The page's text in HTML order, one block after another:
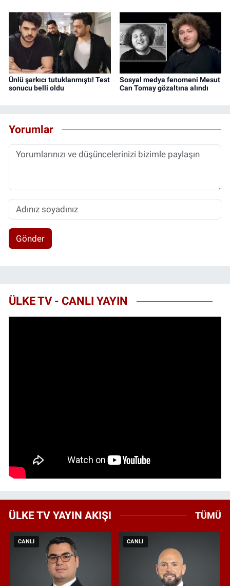
Ünlü şarkıcı tutuklanmıştı! Test
sonucu belli oldu
Sosyal medya fenomeni Mesut
Can Tomay gözaltına alındı
Yorumlar
Gönder
ÜLKE TV - CANLI YAYIN
ÜLKE TV YAYIN AKIŞI TÜMÜ
CANLI CANLI